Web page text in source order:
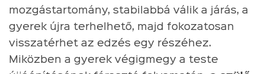
mozgástartomány, stabilabbá válik a járás, a
gyerek újra terhelhető, majd fokozatosan
visszatérhet az edzés egy részéhez.
Miközben a gyerek végigmegy a teste